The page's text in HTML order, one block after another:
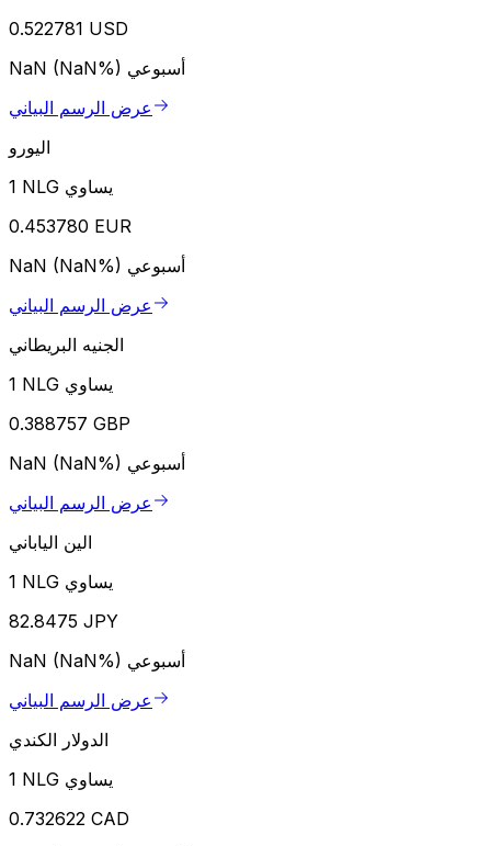
0.522781 USD
NaN (NaN%) أسبوعي
عرض الرسم البياني
اليورو
1 NLG يساوي
0.453780 EUR
NaN (NaN%) أسبوعي
عرض الرسم البياني
الجنيه البريطاني
1 NLG يساوي
0.388757 GBP
NaN (NaN%) أسبوعي
عرض الرسم البياني
الين الياباني
1 NLG يساوي
82.8475 JPY
NaN (NaN%) أسبوعي
عرض الرسم البياني
الدولار الكندي
1 NLG يساوي
0.732622 CAD